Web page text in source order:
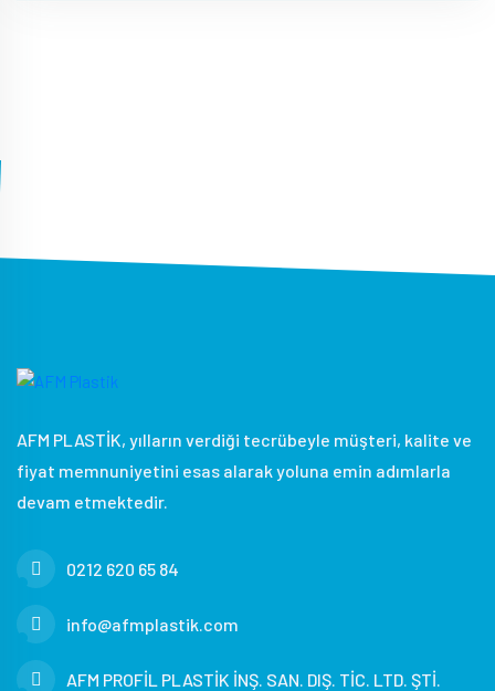
AFM PLASTİK, yılların verdiği tecrübeyle müşteri, kalite ve
fiyat memnuniyetini esas alarak yoluna emin adımlarla
devam etmektedir.
0212 620 65 84
info@afmplastik.com
AFM PROFİL PLASTİK İNŞ. SAN. DIŞ. TİC. LTD. ŞTİ.